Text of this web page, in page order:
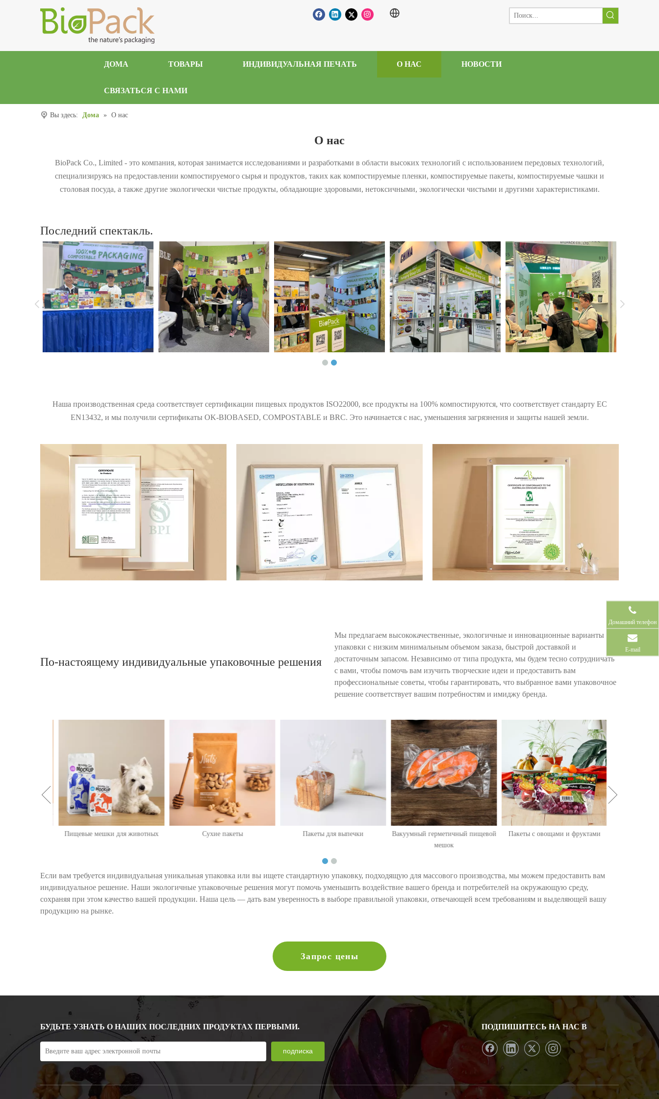
ДОМА ТОВАРЫ ИНДИВИДУАЛЬНАЯ ПЕЧАТЬ О НАС НОВОСТИ
СВЯЗАТЬСЯ С НАМИ
Вы здесь: Дома » О нас
О нас
BioPack Co., Limited - это компания, которая занимается исследованиями и разработками в области высоких технологий с использованием передовых технологий,
специализируясь на предоставлении компостируемого сырья и продуктов, таких как компостируемые пленки, компостируемые пакеты, компостируемые чашки и
столовая посуда, а также другие экологически чистые продукты, обладающие здоровыми, нетоксичными, экологически чистыми и другими характеристиками.
Последний спектакль.
Наша производственная среда соответствует сертификации пищевых продуктов ISO22000, все продукты на 100% компостируются, что соответствует стандарту ЕС
EN13432, и мы получили сертификаты OK-BIOBASED, COMPOSTABLE и BRC. Это начинается с нас, уменьшения загрязнения и защиты нашей земли.
По-настоящему индивидуальные упаковочные решения
Мы предлагаем высококачественные, экологичные и инновационные варианты
упаковки с низким минимальным объемом заказа, быстрой доставкой и
достаточным запасом. Независимо от типа продукта, мы будем тесно сотрудничать
с вами, чтобы помочь вам изучить творческие идеи и предоставить вам
профессиональные советы, чтобы гарантировать, что выбранное вами упаковочное
решение соответствует вашим потребностям и имиджу бренда.
Пищевые мешки для животных Сухие пакеты Пакеты для выпечки
Вакуумный герметичный пищевой
мешок
Пакеты с овощами и фруктами
Если вам требуется индивидуальная уникальная упаковка или вы ищете стандартную упаковку, подходящую для массового производства, мы можем предоставить вам
индивидуальное решение. Наши экологичные упаковочные решения могут помочь уменьшить воздействие вашего бренда и потребителей на окружающую среду,
сохраняя при этом качество вашей продукции. Наша цель — дать вам уверенность в выборе правильной упаковки, отвечающей всем требованиям и выделяющей вашу
продукцию на рынке.
Запрос цены
БУДЬТЕ УЗНАТЬ О НАШИХ ПОСЛЕДНИХ ПРОДУКТАХ ПЕРВЫМИ.
подписка
ПОДПИШИТЕСЬ НА НАС В
Домашний телефон
E-mail